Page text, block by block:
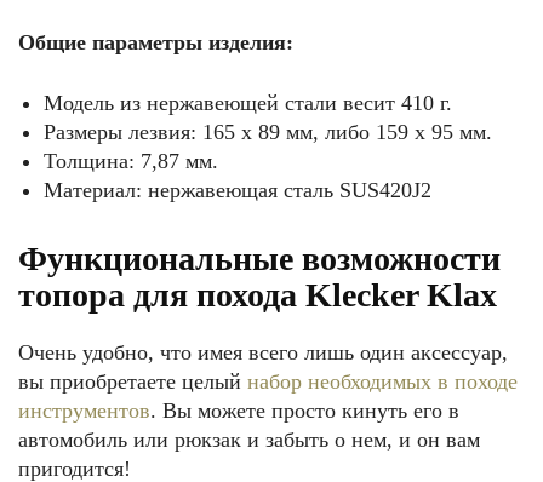
Общие параметры изделия:
Модель из нержавеющей стали весит 410 г.
Размеры лезвия: 165 x 89 мм, либо 159 х 95 мм.
Толщина: 7,87 мм.
Материал: нержавеющая сталь SUS420J2
Функциональные возможности
топора для похода Klecker Klax
Очень удобно, что имея всего лишь один аксессуар,
вы приобретаете целый набор необходимых в походе
инструментов. Вы можете просто кинуть его в
автомобиль или рюкзак и забыть о нем, и он вам
пригодится!